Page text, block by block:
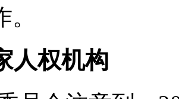
人权机构